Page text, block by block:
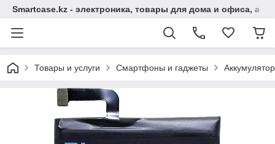
Smartcase.kz - электроника, товары для дома и офиса, а
Товары и услуги Смартфоны и гаджеты